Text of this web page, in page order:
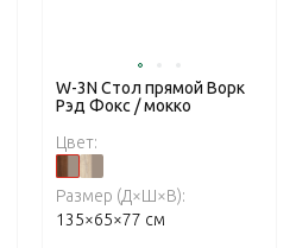
W-3N Стол прямой Ворк
Рэд Фокс / мокко
Цвет:
Размер (Д×Ш×В):
135×65×77 см